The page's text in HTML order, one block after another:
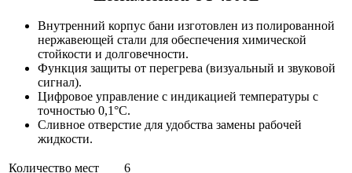
Внутренний корпус бани изготовлен из полированной
нержавеющей стали для обеспечения химической
стойкости и долговечности.
Функция защиты от перегрева (визуальный и звуковой
сигнал).
Цифровое управление с индикацией температуры с
точностью 0,1°С.
Сливное отверстие для удобства замены рабочей
жидкости.
Количество мест
6